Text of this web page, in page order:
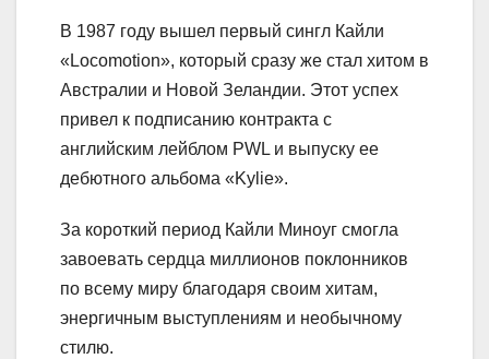
В 1987 году вышел первый сингл Кайли
«Locomotion», который сразу же стал хитом в
Австралии и Новой Зеландии. Этот успех
привел к подписанию контракта с
английским лейблом PWL и выпуску ее
дебютного альбома «Kylie».
За короткий период Кайли Миноуг смогла
завоевать сердца миллионов поклонников
по всему миру благодаря своим хитам,
энергичным выступлениям и необычному
стилю.